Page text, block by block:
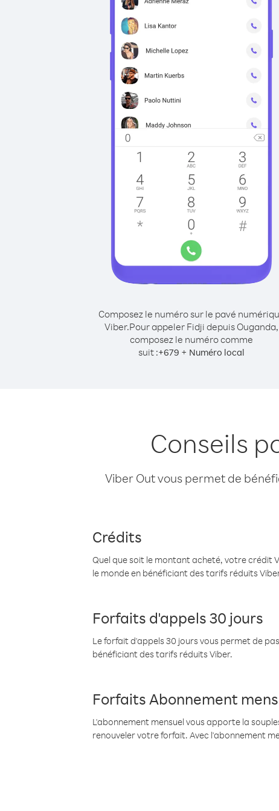
Composez le numéro sur le pavé
Viber.Pour appeler Fidji depuis Ouganda,
composez le numéro comme
suit :+679 + Numéro local
Conseils
Viber Out vous permet de
Crédits
Quel que soit le montant acheté, votre crédit
le monde en bénéficiant des tarifs réduits
Forfaits d'appels 30 jours
Le forfait d'appels 30 jours vous permet de
bénéficiant des tarifs réduits Viber.
Forfaits Abonnement
L'abonnement mensuel vous apporte la
renouveler votre forfait. Avec l'abonnement